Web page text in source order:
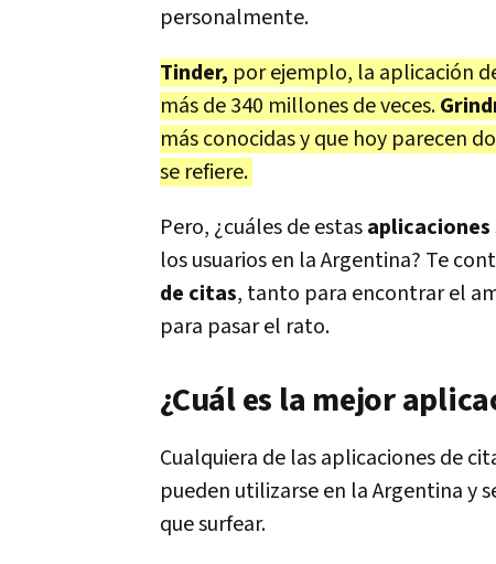
personalmente.
Tinder, por ejemplo, la aplicación
más de 340 millones de veces.
más conocidas y que hoy parecen
se refiere.
Pero, ¿cuáles de estasaplicaciones
los usuarios en la Argentina? Te
de citas, tanto para encontrar el
para pasar el rato.
¿Cuál es la mejor
Cualquiera de las aplicaciones de
pueden utilizarse en la Argentina y
que surfear.